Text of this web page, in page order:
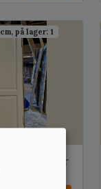
på lager: 1
fyldningsdør